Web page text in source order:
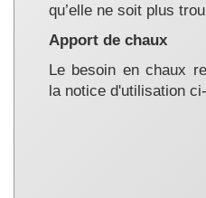
qu’elle ne soit plus
Apport de chaux
Le besoin en chaux
la notice d'utilisation